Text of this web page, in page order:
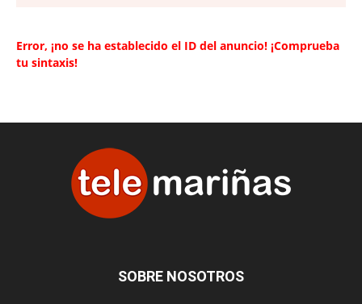
Error, ¡no se ha establecido el ID del anuncio! ¡Comprueba
tu sintaxis!
SOBRE NOSOTROS